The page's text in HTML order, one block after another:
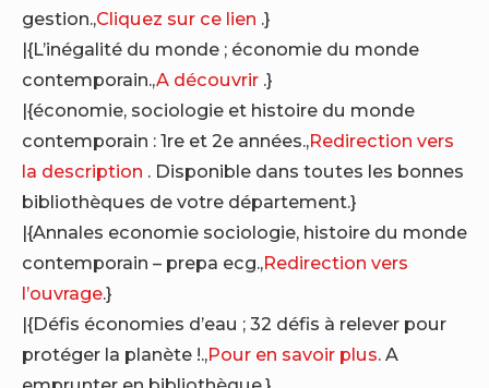
gestion.,Cliquez sur ce lien .}
|{L’inégalité du monde ; économie du monde
contemporain.,A découvrir .}
|{économie, sociologie et histoire du monde
contemporain : 1re et 2e années.,Redirection vers
la description . Disponible dans toutes les bonnes
bibliothèques de votre département.}
|{Annales economie sociologie, histoire du monde
contemporain – prepa ecg.,Redirection vers
l’ouvrage.}
|{Défis économies d’eau ; 32 défis à relever pour
protéger la planète !.,Pour en savoir plus. A